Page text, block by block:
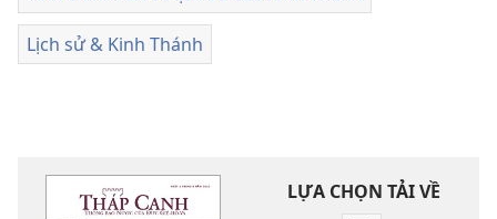
Lịch sử & Kinh Thánh
LỰA CHỌN TẢI VỀ